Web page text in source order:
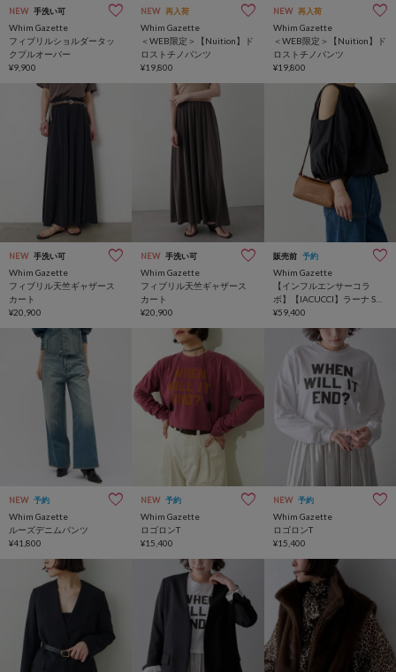
NEW 手洗い可
Whim Gazette
フィブリルショルダータッ
クプルオーバー
¥9,900
NEW 再入荷
Whim Gazette
＜WEB限定＞【Nuition】ド
ロストチノパンツ
¥19,800
NEW 再入荷
Whim Gazette
＜WEB限定＞【Nuition】ド
ロストチノパンツ
¥19,800
NEW 手洗い可
Whim Gazette
フィブリル天竺ギャザース
カート
¥20,900
NEW 手洗い可
Whim Gazette
フィブリル天竺ギャザース
カート
¥20,900
販売前 予約
Whim Gazette
【インフルエンサーコラ
ボ】【IACUCCI】ラーナ SD
ALCE
¥59,400
NEW 予約
Whim Gazette
ルーズデニムパンツ
¥41,800
NEW 予約
Whim Gazette
ロゴロンT
¥15,400
NEW 予約
Whim Gazette
ロゴロンT
¥15,400